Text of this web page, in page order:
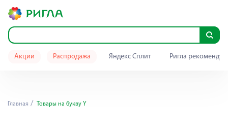
Акции Распродажа Яндекс Сплит Ригла
Главная Товары на букву Y